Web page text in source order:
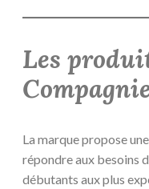
Les
La marque propose
répondre aux besoins
débutants aux plus